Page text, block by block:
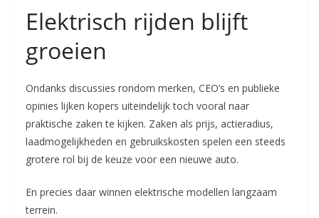
Elektrisch rijden blijft
groeien
Ondanks discussies rondom merken, CEO’s en publieke
opinies lijken kopers uiteindelijk toch vooral naar
praktische zaken te kijken. Zaken als prijs, actieradius,
laadmogelijkheden en gebruikskosten spelen een steeds
grotere rol bij de keuze voor een nieuwe auto.
En precies daar winnen elektrische modellen langzaam
terrein.